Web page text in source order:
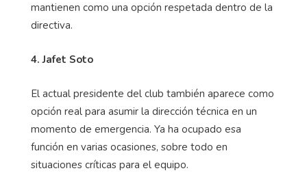
mantienen como una opción respetada dentro de la
directiva.
4. Jafet Soto
El actual presidente del club también aparece como
opción real para asumir la dirección técnica en un
momento de emergencia. Ya ha ocupado esa
función en varias ocasiones, sobre todo en
situaciones críticas para el equipo.